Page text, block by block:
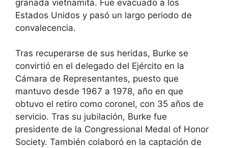
granada vietnamita. Fue evacuado a los
Estados Unidos y pasó un largo periodo de
convalecencia.
Tras recuperarse de sus heridas, Burke se
convirtió en el delegado del Ejército en la
Cámara de Representantes, puesto que
mantuvo desde 1967 a 1978, año en que
obtuvo el retiro como coronel, con 35 años de
servicio. Tras su jubilación, Burke fue
presidente de la Congressional Medal of Honor
Society. También colaboró en la captación de